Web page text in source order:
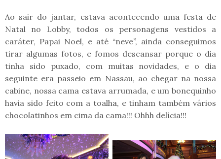
Ao sair do jantar, estava acontecendo uma festa de
Natal no Lobby, todos os personagens vestidos a
caráter, Papai Noel, e até “neve”, ainda conseguimos
tirar algumas fotos, e fomos descansar porque o dia
tinha sido puxado, com muitas novidades, e o dia
seguinte era passeio em Nassau, ao chegar na nossa
cabine, nossa cama estava arrumada, e um bonequinho
havia sido feito com a toalha, e tinham também vários
chocolatinhos em cima da cama!!! Ohhh delícia!!!